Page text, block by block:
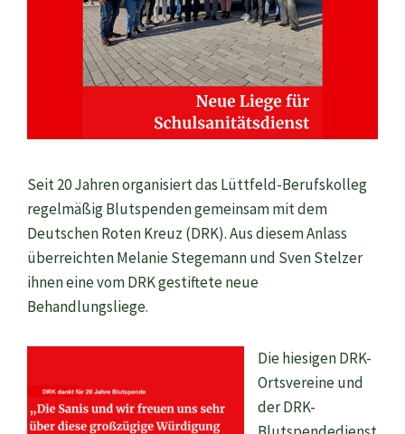
Seit 20 Jahren organisiert das Lüttfeld-Berufskolleg
regelmäßig Blutspenden gemeinsam mit dem
Deutschen Roten Kreuz (DRK). Aus diesem Anlass
überreichten Melanie Stegemann und Sven Stelzer
ihnen eine vom DRK gestiftete neue
Behandlungsliege.
Die hiesigen DRK-
Ortsvereine und
der DRK-